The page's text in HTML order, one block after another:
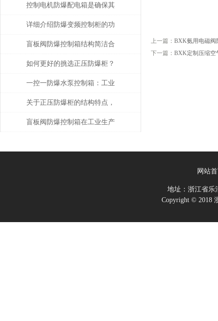
上一篇： BXK氨用电磁阀
下一篇： BXK定制压缩空
理及其结构特点
控制电机防爆配电箱是确保其
安全可靠地运行的关键
详细介绍防爆变频控制柜的功
能特点
盲板阀防爆控制箱结构简洁合
理，通用性强
如何更好的挑选正压防爆柜？
一控一防爆水泵控制箱：工业
安全的智能守护者
关于正压防爆柜的结构特点，
你了解多少呢？
盲板阀防爆控制箱在工业生产
网站
地址：浙江省
Copyright © 2018